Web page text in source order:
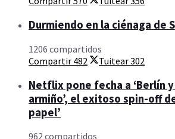
Durmiendo en la ciénaga de
1206 compartidos
Compartir 482 Tuitear302
Netflix pone fecha a ‘Berlín
armiño’, el exitoso spin-off
papel’
962 compartidos